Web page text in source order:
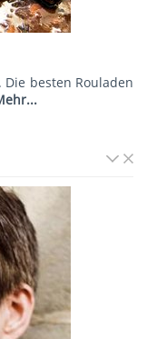
besten Rouladen